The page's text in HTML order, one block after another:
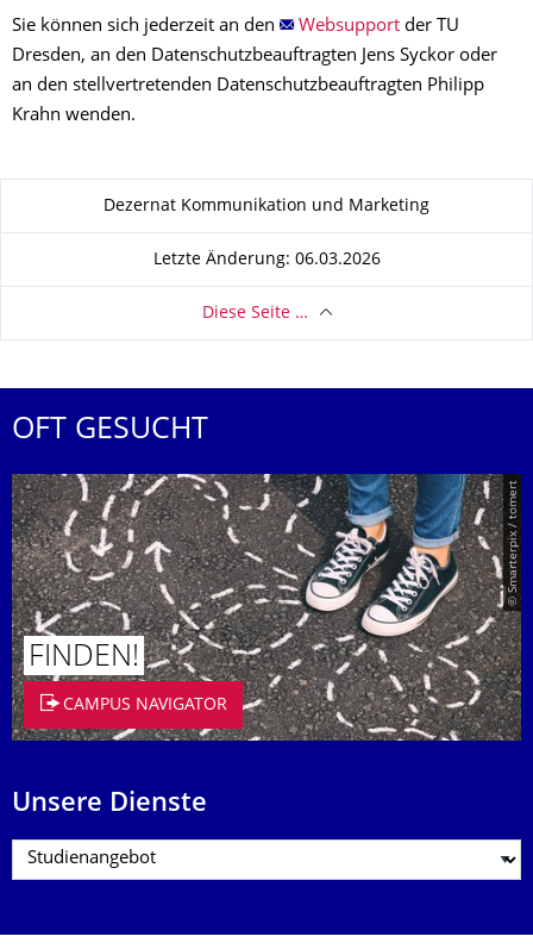
Sie können sich jederzeit an den Websupport der TU
Dresden, an den Datenschutzbeauftragten Jens Syckor oder
an den stellvertretenden Datenschutzbeauftragten Philipp
Krahn wenden.
Zu dieser SeiteDezernat Kommunikation und Marketing
Letzte Änderung: 06.03.2026
Diese Seite …
OFT GESUCHT
© Smarterpix / tomert
FINDEN!
CAMPUS NAVIGATOR
Unsere Dienste